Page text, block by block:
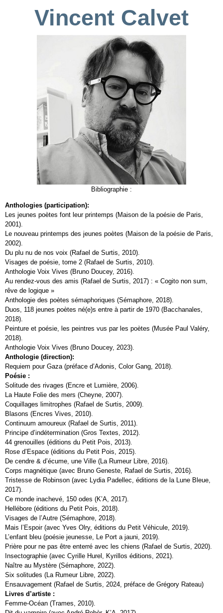
Vincent Calvet
Bibliographie :
Anthologies (participation):
Les jeunes poètes font leur printemps (Maison de la poésie de Paris,
2001).
Le nouveau printemps des jeunes poètes (Maison de la poésie de Paris,
2002).
Du plu nu de nos voix (Rafael de Surtis, 2010).
Visages de poésie, tome 2 (Rafael de Surtis, 2010).
Anthologie Voix Vives (Bruno Doucey, 2016).
Au rendez-vous des amis (Rafael de Surtis, 2017) : « Cogito non sum,
rêve de logique »
Anthologie des poètes sémaphoriques (Sémaphore, 2018).
Duos, 118 jeunes poètes né(e)s entre à partir de 1970 (Bacchanales,
2018).
Peinture et poésie, les peintres vus par les poètes (Musée Paul Valéry,
2018).
Anthologie Voix Vives (Bruno Doucey, 2023).
Anthologie (direction):
Requiem pour Gaza (préface d’Adonis, Color Gang, 2018).
Poésie :
Solitude des rivages (Encre et Lumière, 2006).
La Haute Folie des mers (Cheyne, 2007).
Coquillages limitrophes (Rafael de Surtis, 2009).
Blasons (Encres Vives, 2010).
Continuum amoureux (Rafael de Surtis, 2011).
Principe d’indétermination (Gros Textes, 2012).
44 grenouilles (éditions du Petit Pois, 2013).
Rose d’Espace (éditions du Petit Pois, 2015).
De cendre & d’écume, une Ville (La Rumeur Libre, 2016).
Corps magnétique (avec Bruno Geneste, Rafael de Surtis, 2016).
Tristesse de Robinson (avec Lydia Padellec, éditions de la Lune Bleue,
2017).
Ce monde inachevé, 150 odes (K’A, 2017).
Hellébore (éditions du Petit Pois, 2018).
Visages de l’Autre (Sémaphore, 2018).
Mais l’Espoir (avec Yves Olry, éditions du Petit Véhicule, 2019).
L’enfant bleu (poésie jeunesse, Le Port a jauni, 2019).
Prière pour ne pas être enterré avec les chiens (Rafael de Surtis, 2020).
Insectographie (avec Cyrille Hurel, Kyrillos éditions, 2021).
Naître au Mystère (Sémaphore, 2022).
Six solitudes (La Rumeur Libre, 2022).
Ensauvagement (Rafael de Surtis, 2024, préface de Grégory Rateau)
Livres d’artiste :
Femme-Océan (Trames, 2010).